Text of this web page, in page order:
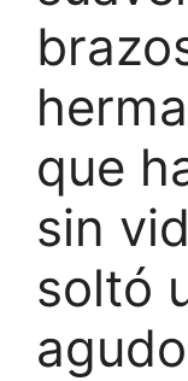
que
sin
soltó